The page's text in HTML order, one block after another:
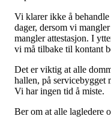
Vi klarer ikke å
dager, dersom vi
mangler attestasjon. I
vi må tilbake til kontant
Det er viktig at alle
hallen, på servicebygget
Vi har ingen tid å miste.
Ber om at alle lagledere